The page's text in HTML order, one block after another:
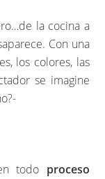
la cocina a
Con una
los colores, las
se imagine
todo proceso